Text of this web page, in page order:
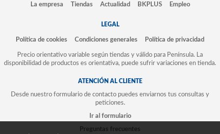
La empresa Tiendas Actualidad BKPLUS Empleo
LEGAL
Política de cookies Condiciones generales Política de privacidad
Precio orientativo variable según tiendas y válido para Península. La
disponibilidad de productos es orientativa, puede sufrir variaciones en tienda.
ATENCIÓN AL CLIENTE
Desde nuestro formulario de contacto puedes enviarnos tus consultas y
peticiones.
Ir al formulario
Preguntas frecuentes